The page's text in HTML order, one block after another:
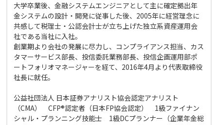
大学卒業後、金融システムエンジニアとして主に確定拠出年
金システムの設計・開発に従事した後、2005年に経営理念に
共感して税理士・公認会計士が立ち上げた独立系資産運用会
社である当社に入社。
創業期より会社の発展に尽力し、コンプライアンス担当、カス
タマーサービス部長、投信委託業務部長、投信企画運用部ポ
ートフォリオマネージャーを経て、2016年4月より代表取締役
社長に就任。
公益社団法人 日本証券アナリスト協会認定アナリスト
（CMA） CFP®認定者（日本FP協会認定） 1級ファイナン
シャル・プランニング技能士 1級DCプランナー（企業年金総